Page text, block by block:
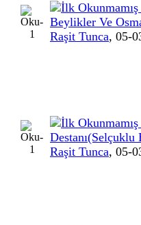
Beylikler Ve
Raşit Tunca, 05-
Raşit Tunca, 05-